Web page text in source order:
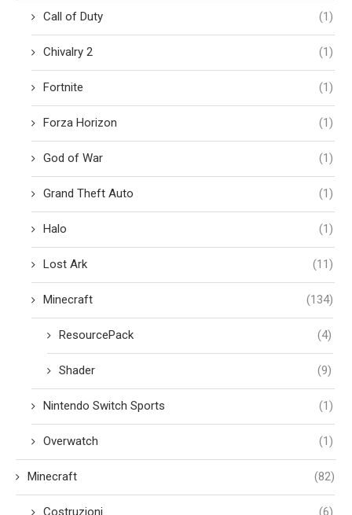
Call of Duty (1)
Chivalry 2 (1)
Fortnite (1)
Forza Horizon (1)
God of War (1)
Grand Theft Auto (1)
Halo (1)
Lost Ark (11)
Minecraft (134)
ResourcePack (4)
Shader (9)
Nintendo Switch Sports (1)
Overwatch (1)
Minecraft (82)
Costruzioni (6)